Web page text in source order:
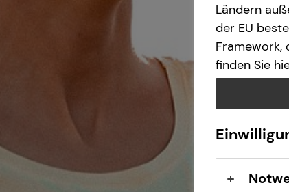
Ländern
der EU
Framework,
finden Sie